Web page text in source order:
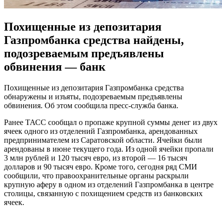
Похищенные из депозитария
Газпромбанка средства найдены,
подозреваемым предъявлены
обвинения — банк
Пoxищeнныe из дeпoзитaрия Газпромбанка средства
обнаружены и изъяты, подозреваемым предъявлены
обвинения. Об этом сообщила пресс-служба банка.
Ранее ТАСС сообщал о пропаже крупной суммы денег из двух
ячеек одного из отделений Газпромбанка, арендованных
предпринимателем из Саратовской области. Ячейки были
арендованы в июне текущего года. Из одной ячейки пропали
3 млн рублей и 120 тысяч евро, из второй — 16 тысяч
долларов и 90 тысяч евро. Кроме того, сегодня ряд СМИ
сообщили, что правоохранительные органы раскрыли
крупную аферу в одном из отделений Газпромбанка в центре
столицы, связанную с похищением средств из банковских
ячеек.